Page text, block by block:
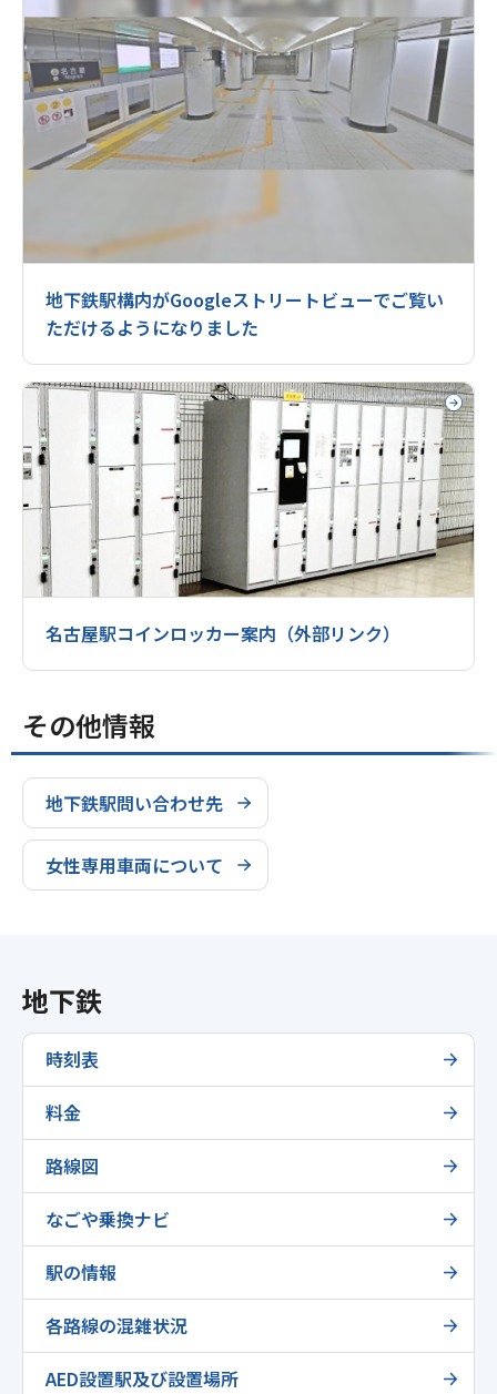
地下鉄駅構内がGoogleストリートビューでご覧い
ただけるようになりました
名古屋駅コインロッカー案内（外部リンク）
その他情報
地下鉄駅問い合わせ先
女性専用車両について
地下鉄
時刻表
料金
路線図
なごや乗換ナビ
駅の情報
各路線の混雑状況
AED設置駅及び設置場所